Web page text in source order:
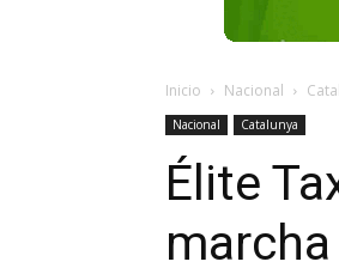
Inicio Nacional
Nacional Catalunya
Élite